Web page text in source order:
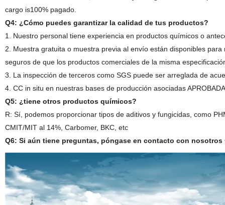
cargo is100% pagado.
Q4: ¿Cómo puedes garantizar la calidad de tus productos?
1. Nuestro personal tiene experiencia en productos químicos o
2. Muestra gratuita o muestra previa al envío están disponibles
seguros de que los productos comerciales de la misma
3. La inspección de terceros como SGS puede ser arreglada de
4. CC in situ en nuestras bases de producción asociadas
Q5: ¿tiene otros productos químicos?
R: Sí, podemos proporcionar tipos de aditivos y fungicidas, como
CMIT/MIT al 14%, Carbomer, BKC, etc
Q6: Si aún tiene preguntas, póngase en contacto con nosotros